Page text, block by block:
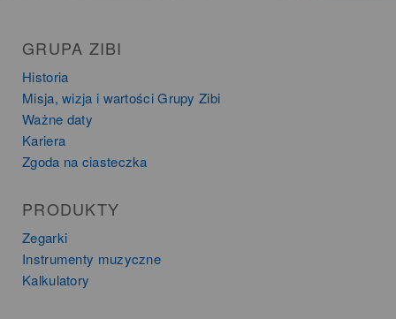
GRUPA ZIBI
Historia
Misja, wizja i wartości Grupy Zibi
Ważne daty
Kariera
Zgoda na ciasteczka
PRODUKTY
Zegarki
Instrumenty muzyczne
Kalkulatory